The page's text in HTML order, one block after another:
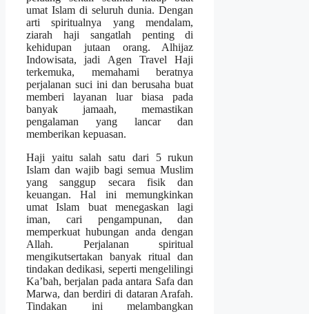
umat Islam di seluruh dunia. Dengan
arti spiritualnya yang mendalam,
ziarah haji sangatlah penting di
kehidupan jutaan orang. Alhijaz
Indowisata, jadi Agen Travel Haji
terkemuka, memahami beratnya
perjalanan suci ini dan berusaha buat
memberi layanan luar biasa pada
banyak jamaah, memastikan
pengalaman yang lancar dan
memberikan kepuasan.
Haji yaitu salah satu dari 5 rukun
Islam dan wajib bagi semua Muslim
yang sanggup secara fisik dan
keuangan. Hal ini memungkinkan
umat Islam buat menegaskan lagi
iman, cari pengampunan, dan
memperkuat hubungan anda dengan
Allah. Perjalanan spiritual
mengikutsertakan banyak ritual dan
tindakan dedikasi, seperti mengelilingi
Ka’bah, berjalan pada antara Safa dan
Marwa, dan berdiri di dataran Arafah.
Tindakan ini melambangkan